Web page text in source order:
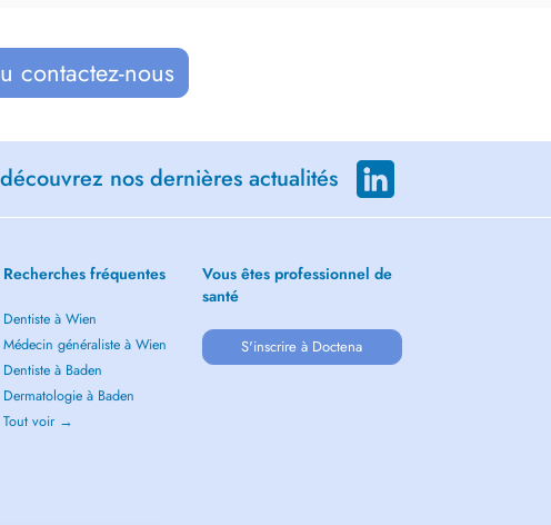
contactez-nous
nos dernières actualités
Recherches fréquentes
Dentiste à Wien
Médecin généraliste à Wien
Dentiste à Baden
Dermatologie à Baden
Tout voir →
Vous êtes professionnel de
santé
S'inscrire à Doctena